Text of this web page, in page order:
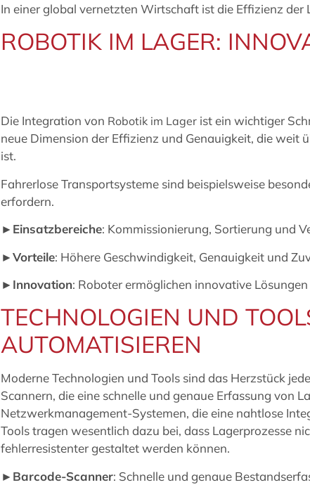
In einer global vernetzten Wirtschaft ist die Effizienz
ROBOTIK IM LAGER:
Die Integration von Robotik im Lager ist ein wichtiger
neue Dimension der Effizienz und Genauigkeit, die
ist.
Fahrerlose Transportsysteme sind beispielsweise
erfordern.
►Einsatzbereiche: Kommissionierung, Sortierung und
►Vorteile: Höhere Geschwindigkeit, Genauigkeit und
►Innovation: Roboter ermöglichen innovative
TECHNOLOGIEN UND
AUTOMATISIEREN
Moderne Technologien und Tools sind das Herzstück
Scannern, die eine schnelle und genaue Erfassung von
Netzwerkmanagement-Systemen, die eine nahtlose
Tools tragen wesentlich dazu bei, dass Lagerprozesse
fehlerresistenter gestaltet werden können.
►Barcode-Scanner: Schnelle und genaue